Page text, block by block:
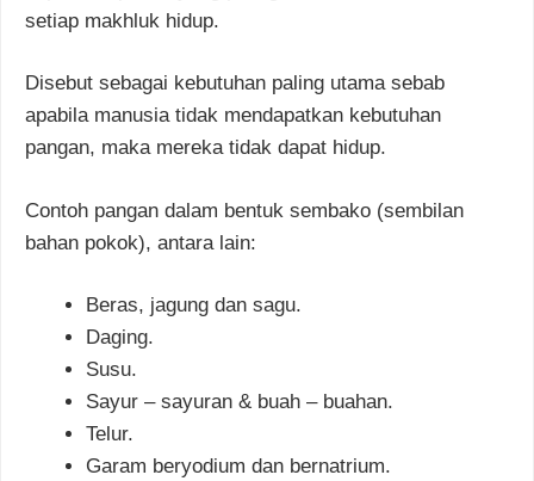
setiap makhluk hidup.
Disebut sebagai kebutuhan paling utama sebab
apabila manusia tidak mendapatkan kebutuhan
pangan, maka mereka tidak dapat hidup.
Contoh pangan dalam bentuk sembako (sembilan
bahan pokok), antara lain:
Beras, jagung dan sagu.
Daging.
Susu.
Sayur – sayuran & buah – buahan.
Telur.
Garam beryodium dan bernatrium.